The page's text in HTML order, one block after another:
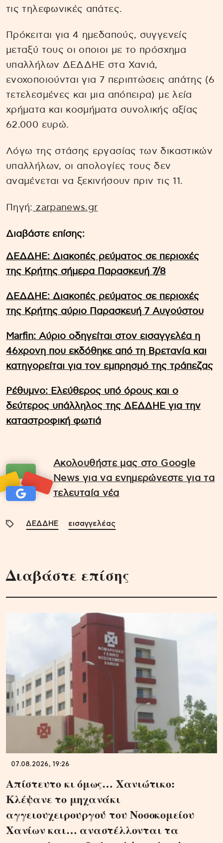
τις τηλεφωνικές απάτες.
Πρόκειται για 4 ημεδαπούς, συγγενείς
μεταξύ τους οι οποιοι με το πρόσχημα
υπαλλήλων ΔΕΔΔΗΕ στα Χανιά,
ενοχοποιούνται για 7 περιπτώσεις απάτης (6
τετελεσμένες και μια απόπειρα) με λεία
χρήματα και κοσμήματα συνολικής αξίας
62.000 ευρώ.
Λόγω της στάσης εργασίας των δικαστικών
υπαλλήλων, οι απολογίες τους δεν
αναμένεται να ξεκινήσουν πριν τις 11.
Πηγή: zarpanews.gr
Διαβάστε επίσης:
ΔΕΔΔΗΕ: Διακοπές ρεύματος σε περιοχές
της Κρήτης σήμερα Παρασκευή 7/8
ΔΕΔΔΗΕ: Διακοπές ρεύματος σε περιοχές
της Κρήτης αύριο Παρασκευή 7 Αυγούστου
Marfin: Αύριο οδηγείται στον εισαγγελέα η
46χρονη που εκδόθηκε από τη Βρετανία και
κατηγορείται για τον εμπρησμό της τράπεζας
Ρέθυμνο: Ελεύθερος υπό όρους και ο
δεύτερος υπάλληλος της ΔΕΔΔΗΕ για την
καταστροφική φωτιά
Ακολουθήστε μας στο Google
News για να ενημερώνεστε για τα
τελευταία νέα
ΔΕΔΔΗΕ εισαγγελέας
Διαβάστε επίσης
07.08.2026, 19:26
Απίστευτο κι όμως… Χανιώτικο:
Κλέψανε το μηχανάκι
αγγειουχειρουργού του Νοσοκομείου
Χανίων και… αναστέλλονται τα